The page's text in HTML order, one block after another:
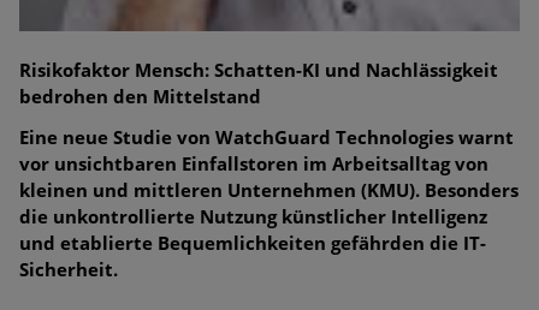
Risikofaktor Mensch: Schatten-KI und Nachlässigkeit
bedrohen den Mittelstand
Eine neue Studie von WatchGuard Technologies warnt
vor unsichtbaren Einfallstoren im Arbeitsalltag von
kleinen und mittleren Unternehmen (KMU). Besonders
die unkontrollierte Nutzung künstlicher Intelligenz
und etablierte Bequemlichkeiten gefährden die IT-
Sicherheit.